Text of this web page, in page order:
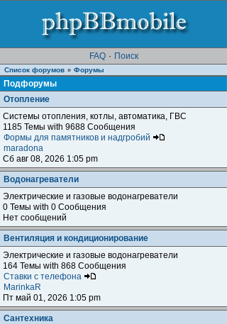
FAQ · Поиск
Список форумов » Форумы
Подфорумы
Отопление
Системы отопления, котлы, автоматика, ГВС
1185 Темы with 9688 Сообщения
Формы для памятников и надгробий
maradona
Сб авг 08, 2026 1:05 pm
Водонагреватели
Электрические и газовые водонагреватели
0 Темы with 0 Сообщения
Нет сообщений
Вентиляция и кондиционирование
Электрические и газовые водонагреватели
164 Темы with 868 Сообщения
Ставки с телефона
MarinkaR
Пт май 01, 2026 1:05 pm
Сантехника